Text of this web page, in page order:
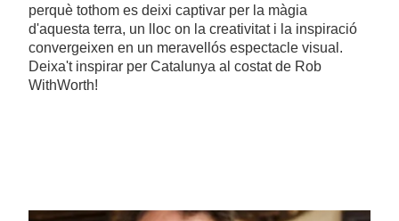
perquè tothom es deixi captivar per la màgia
d'aquesta terra, un lloc on la creativitat i la inspiració
convergeixen en un meravellós espectacle visual.
Deixa't inspirar per Catalunya al costat de Rob
WithWorth!